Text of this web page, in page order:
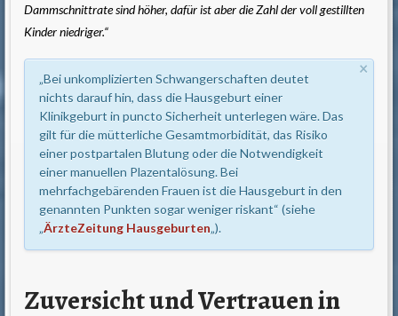
Dammschnittrate sind höher, dafür ist aber die Zahl der voll gestillten
Kinder niedriger.“
×
„Bei unkomplizierten Schwangerschaften deutet
nichts darauf hin, dass die Hausgeburt einer
Klinikgeburt in puncto Sicherheit unterlegen wäre. Das
gilt für die mütterliche Gesamtmorbidität, das Risiko
einer postpartalen Blutung oder die Notwendigkeit
einer manuellen Plazentalösung. Bei
mehrfachgebärenden Frauen ist die Hausgeburt in den
genannten Punkten sogar weniger riskant“ (siehe
„ÄrzteZeitung Hausgeburten„).
Zuversicht und Vertrauen in